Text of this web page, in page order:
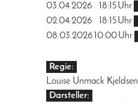
03.04.2026
18:15Uhr
02.04.2026 18:15Uhr
08.03.2026 10:00Uhr
Regie:
Louise Unmack Kjeldsen
Darsteller: